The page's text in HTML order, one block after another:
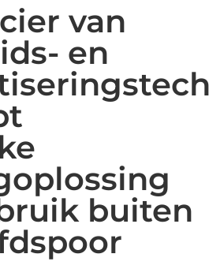
van
en
buiten